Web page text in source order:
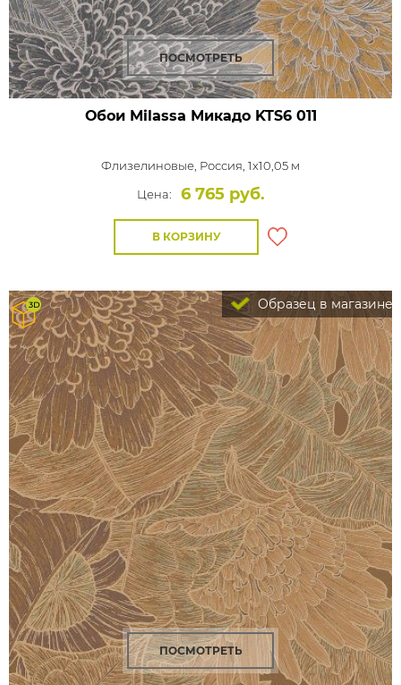
ПОСМОТРЕТЬ
Обои Milassa МикадоKTS6 011
Флизелиновые, Россия, 1x10,05 м
Цена:
6 765 руб.
В КОРЗИНУ
Образец в магазине
ПОСМОТРЕТЬ